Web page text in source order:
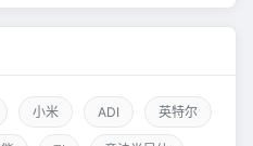
小米 ADI 英特尔